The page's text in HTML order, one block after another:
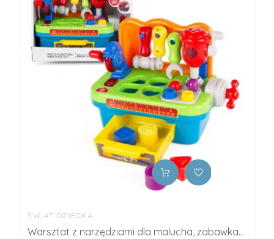
ŚWIAT DZIECKA
Warsztat z narzędziami dla malucha, zabawka...